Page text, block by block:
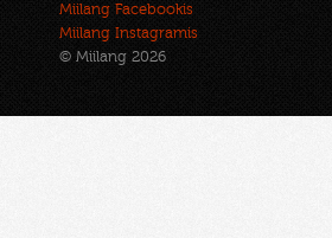
Miilang Facebookis
Miilang Instagramis
© Miilang 2026